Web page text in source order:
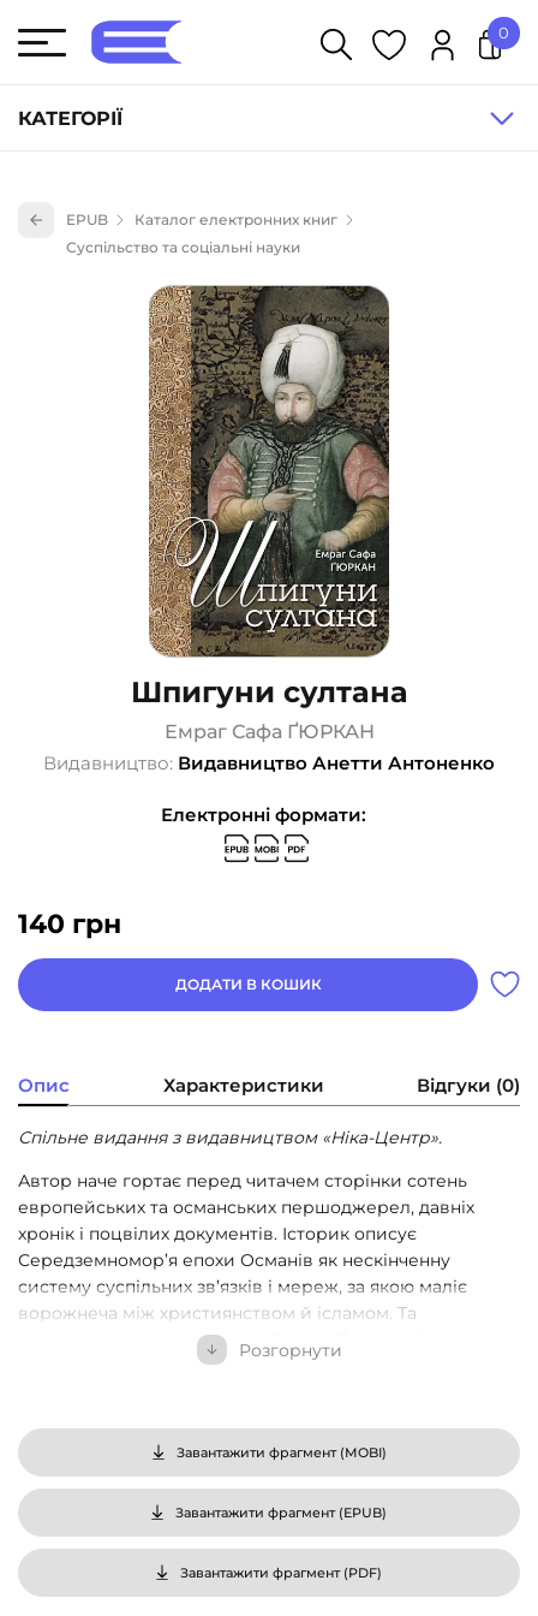
КАТЕГОРІЇ
Книги для дітей (836)
Науково-популярна література (1015)
Навчальна література та посібники (527)
Енциклопедії, довідники, словники (55)
Подарункові сертифікати (1)
0
EPUB
Каталог електронних книг
Суспільство та соціальні науки
Шпигуни султана
Емраг Сафа ҐЮРКАН
Видавництво: Видавництво Анетти Антоненко
Електронні формати:
140 грн
ДОДАТИ В КОШИК
Опис Характеристики Відгуки (0)
Спільне видання з видавництвом «Ніка-Центр».
Автор наче гортає перед читачем сторінки сотень
европейських та османських першоджерел, давніх
хронік і поцвілих документів. Історик описує
Середземномор’я епохи Османів як нескінченну
систему суспільних зв’язків і мереж, за якою маліє
ворожнеча між християнством й ісламом. Та
насамперед в оповідках від Емрага Ґюркана фігурують
й уславлені, й досі невідомі персоналії з їхніми
зазнають жорстоких катувань, збирають безцінну
інформацію, отож – і нишпорять від холодних берегів
Британії до спекотного Ірану. А доконечне осердя
цього людського моря – Стамбул, або ж «столиця
щастя», – найдавніший осідок для розвідок та агентури
з найрізноманітніших країв.
Розгорнути
Завантажити фрагмент (MOBI)
Завантажити фрагмент (EPUB)
Завантажити фрагмент (PDF)